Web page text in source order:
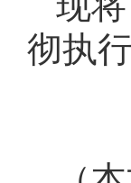
彻执行